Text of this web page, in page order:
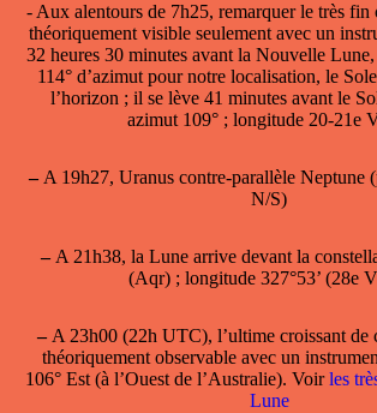
- Aux alentours de 7h25, remarquer le très fin
théoriquement visible seulement avec un
32 heures 30 minutes avant la Nouvelle Lune,
114° d’azimut pour notre localisation, le
l’horizon ; il se lève 41 minutes avant le
azimut 109° ; longitude 20-21e
–A 19h27, Uranus contre-parallèle Neptune
N/S)
–A 21h38, la Lune arrive devant la
(Aqr) ; longitude 327°53’ (28e
–A 23h00 (22h UTC), l’ultime croissant de
théoriquement observable avec un
106° Est (à l’Ouest de l’Australie). Voirles
Lune